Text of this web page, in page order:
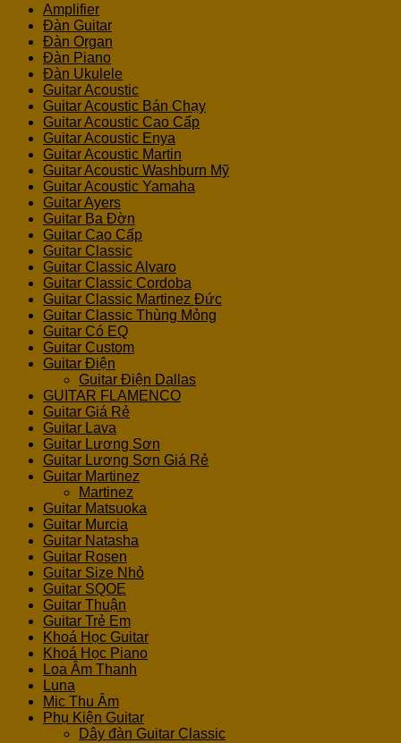
Amplifier
Đàn Guitar
Đàn Organ
Đàn Piano
Đàn Ukulele
Guitar Acoustic
Guitar Acoustic Bán Chạy
Guitar Acoustic Cao Cấp
Guitar Acoustic Enya
Guitar Acoustic Martin
Guitar Acoustic Washburn Mỹ
Guitar Acoustic Yamaha
Guitar Ayers
Guitar Ba Đờn
Guitar Cao Cấp
Guitar Classic
Guitar Classic Alvaro
Guitar Classic Cordoba
Guitar Classic Martinez Đức
Guitar Classic Thùng Mỏng
Guitar Có EQ
Guitar Custom
Guitar Điện
Guitar Điện Dallas
GUITAR FLAMENCO
Guitar Giá Rẻ
Guitar Lava
Guitar Lương Sơn
Guitar Lương Sơn Giá Rẻ
Guitar Martinez
Martinez
Guitar Matsuoka
Guitar Murcia
Guitar Natasha
Guitar Rosen
Guitar Size Nhỏ
Guitar SQOE
Guitar Thuận
Guitar Trẻ Em
Khoá Học Guitar
Khoá Học Piano
Loa Âm Thanh
Luna
Mic Thu Âm
Phụ Kiện Guitar
Dây đàn Guitar Classic